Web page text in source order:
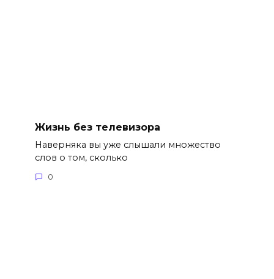
Жизнь без телевизора
Наверняка вы уже слышали множество
слов о том, сколько
0